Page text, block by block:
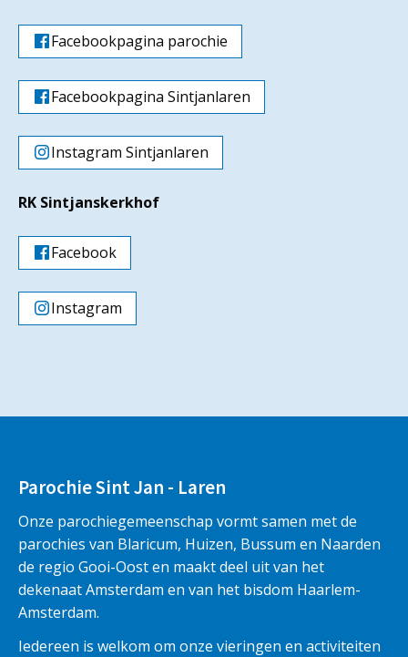
Facebookpagina parochie
Facebookpagina Sintjanlaren
Instagram Sintjanlaren
RK Sintjanskerkhof
Facebook
Instagram
Parochie Sint Jan - Laren
Onze parochiegemeenschap vormt samen met de
parochies van Blaricum, Huizen, Bussum en Naarden
de regio Gooi-Oost en maakt deel uit van het
dekenaat Amsterdam en van het bisdom Haarlem-
Amsterdam.
Iedereen is welkom om onze vieringen en activiteiten